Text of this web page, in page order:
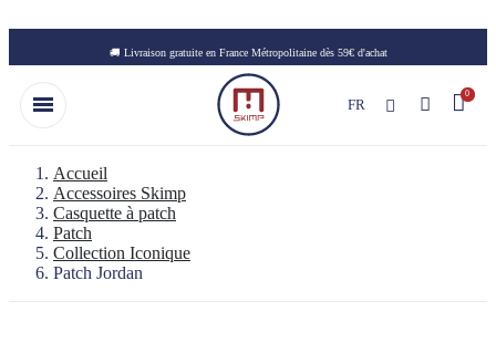
🚚 Livraison gratuite en France Métropolitaine dès 59€ d'achat
FR
Accueil
Accessoires Skimp
Casquette à patch
Patch
Collection Iconique
Patch Jordan